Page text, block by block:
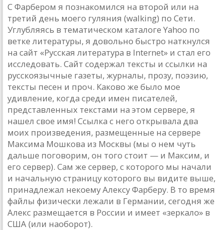
С Фарбером я познакомился на второй или на
третий день моего гуляния (walking) по Сети.
Углубляясь в тематическом каталоге Yahoo по
ветке литературы, я довольно быстро наткнулся
на сайт «Русская литература в Internet» и стал его
исследовать. Сайт содержал тексты и ссылки на
русскоязычные газеты, журналы, прозу, поэзию,
тексты песен и проч. Каково же было мое
удивление, когда среди имен писателей,
представленных текстами на этом сервере, я
нашел свое имя! Ссылка с него открывала два
моих произведения, размещенные на сервере
Максима Мошкова из Москвы (мы о нем чуть
дальше поговорим, он того стоит — и Максим, и
его сервер). Сам же сервер, с которого мы начали
и начальную страницу которого вы видите выше,
принадлежал некоему Алексу Фарберу. В то время
файлы физически лежали в Германии, сегодня же
Алекс размещается в России и имеет «зеркало» в
США (или наоборот).